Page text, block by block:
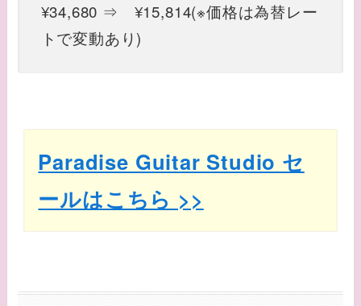
¥34,680 ⇒ ¥15,814(※価格は為替レー
トで変動あり)
Paradise Guitar Studio セ
ールはこちら >>